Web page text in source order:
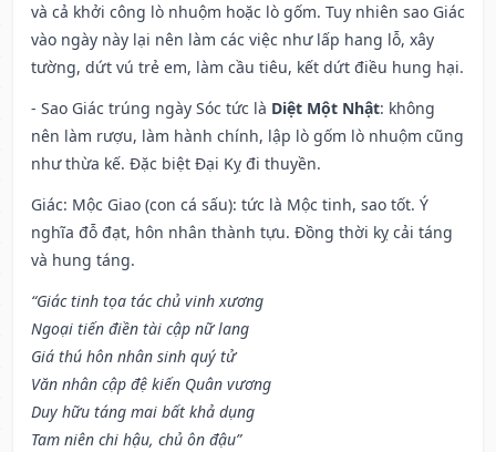
và cả khởi công lò nhuộm hoặc lò gốm. Tuy nhiên sao Giác
vào ngày này lại nên làm các việc như lấp hang lỗ, xây
tường, dứt vú trẻ em, làm cầu tiêu, kết dứt điều hung hại.
- Sao Giác trúng ngày Sóc tức là Diệt Một Nhật: không
nên làm rượu, làm hành chính, lập lò gốm lò nhuộm cũng
như thừa kế. Đặc biệt Đại Kỵ đi thuyền.
Giác: Mộc Giao (con cá sấu): tức là Mộc tinh, sao tốt. Ý
nghĩa đỗ đạt, hôn nhân thành tựu. Đồng thời kỵ cải táng
và hung táng.
“Giác tinh tọa tác chủ vinh xương
Ngoại tiến điền tài cập nữ lang
Giá thú hôn nhân sinh quý tử
Văn nhân cập đệ kiến Quân vương
Duy hữu táng mai bất khả dụng
Tam niên chi hậu, chủ ôn đậu”